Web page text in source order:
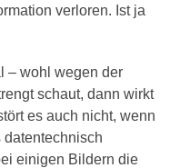
verloren. Ist ja
– wohl wegen der
schaut, dann wirkt
es auch nicht, wenn
einigen Bildern die